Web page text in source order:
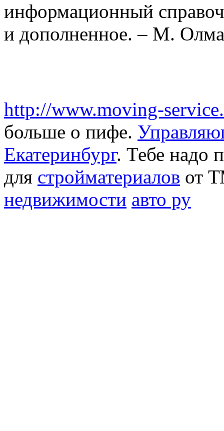
информационный
и дополненное. – М.
http://www.moving-
больше о пифе.
Екатеринбург. Тебе надо
для стройматериалов от
недвижимости авто ру